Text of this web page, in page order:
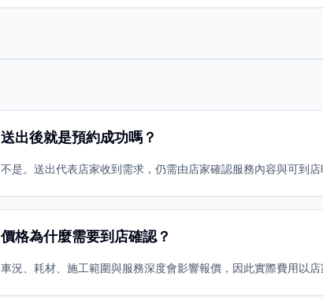
送出後就是預約成功嗎？
不是。送出代表店家收到需求，仍需由店家確認服務內容與可到店
價格為什麼需要到店確認？
車況、耗材、施工範圍與服務深度會影響報價，因此實際費用以店